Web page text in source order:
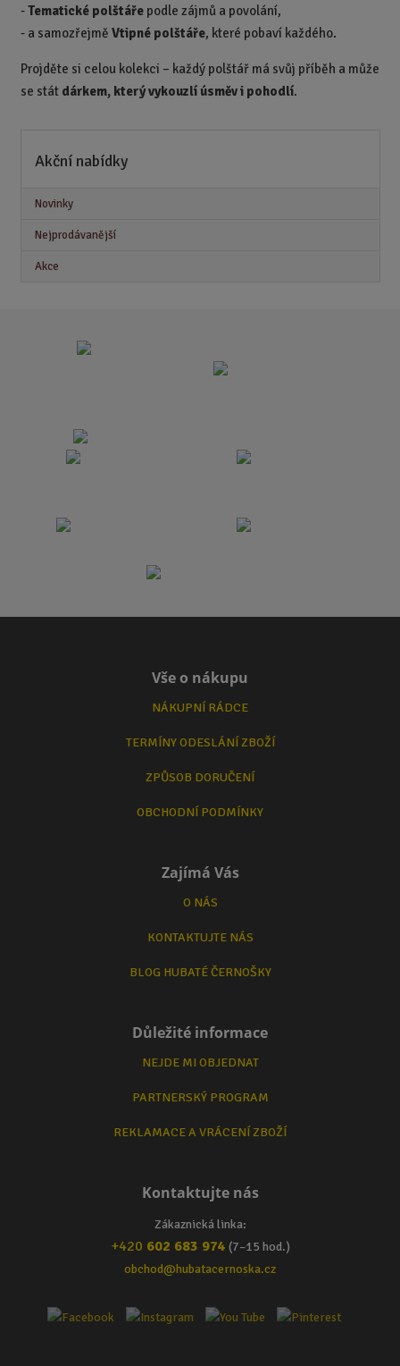
-Tematické polštářepodle zájmů a povolání,
- a samozřejmě Vtipné polštáře, které pobaví každého.
Projděte si celou kolekci – každý polštář má svůj příběh a může
se stát dárkem, který vykouzlí úsměv i pohodlí.
Akční nabídky
Novinky
Nejprodávanější
Akce
Vše o nákupu
NÁKUPNÍ RÁDCE
TERMÍNY ODESLÁNÍ ZBOŽÍ
ZPŮSOB DORUČENÍ
OBCHODNÍ PODMÍNKY
Zajímá Vás
O NÁS
KONTAKTUJTE NÁS
BLOG HUBATÉ ČERNOŠKY
Důležité informace
NEJDE MI OBJEDNAT
PARTNERSKÝ PROGRAM
REKLAMACE A VRÁCENÍ ZBOŽÍ
Kontaktujte nás
Zákaznická linka:
+420 602 683 974 (7–15 hod.)
obchod@hubatacernoska.cz